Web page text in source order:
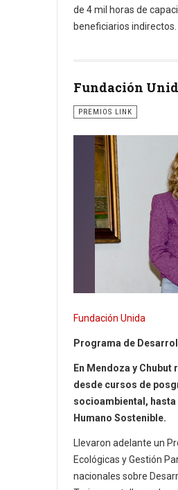
de 4 mil horas de
beneficiarios indirectos.
Fundación
PREMIOS LINK
Fundación Unida
Programa de
En Mendoza y
desde cursos de
socioambiental, hasta
Humano Sostenible.
Llevaron adelante un
Ecológicas y Gestión
nacionales sobre